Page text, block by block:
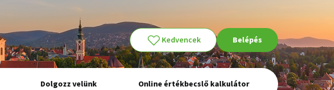
Kedvencek Belépés
Dolgozz velünk Online értékbecslő kalkulátor